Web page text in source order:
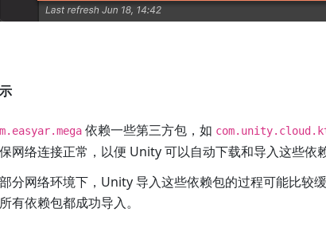
依赖一些第三方包，如
网络连接正常，以便 Unity 可以自动下载和导入这些依赖
分网络环境下，Unity 导入这些依赖包的过程可能比较
有依赖包都成功导入。